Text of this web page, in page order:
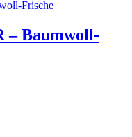
– Baumwoll-